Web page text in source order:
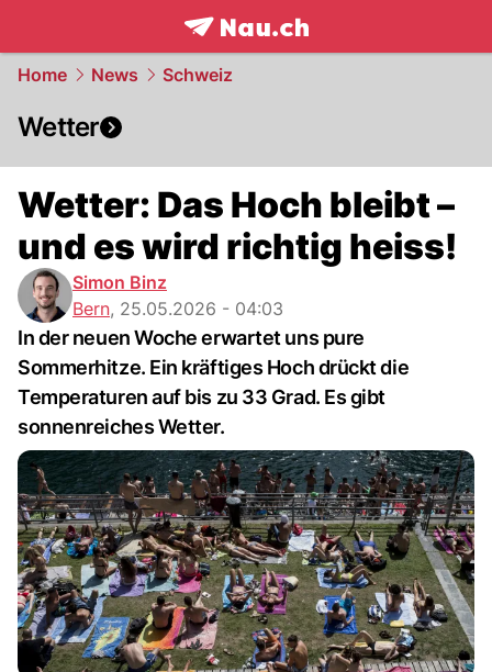
frontpage.NAU.ch
Home News Schweiz
Wetter
Wetter: Das Hoch bleibt –
und es wird richtig heiss!
Simon Binz
Bern, 25.05.2026 - 04:03
In der neuen Woche erwartet uns pure
Sommerhitze. Ein kräftiges Hoch drückt die
Temperaturen auf bis zu 33 Grad. Es gibt
sonnenreiches Wetter.